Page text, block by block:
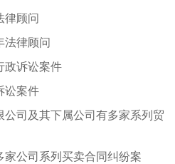
律顾问
法律顾问
政诉讼案件
讼案件
公司及其下属公司有多家系列贸
家公司系列买卖合同纠纷案